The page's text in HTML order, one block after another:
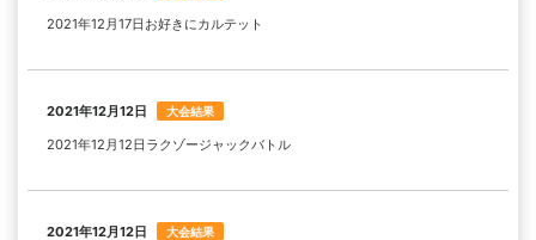
2021年12月17日お好きにカルテット
2021年12月12日 大会結果
2021年12月12日ラクゾージャックバトル
2021年12月12日 大会結果